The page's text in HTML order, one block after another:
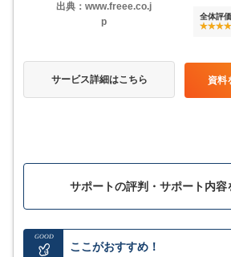
出典：www.freee.co.j
p
全体評価
資料
サービス詳細はこちら
サポートの評判・サポート内容
GOOD
ここがおすすめ！